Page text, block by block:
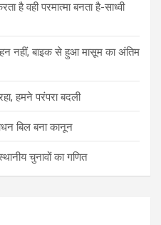
है वही परमात्मा बनता है-साध्वी
नहीं, बाइक से हुआ मासूम का अंतिम
हमने परंपरा बदली
बिल बना कानून
चुनावों का गणित